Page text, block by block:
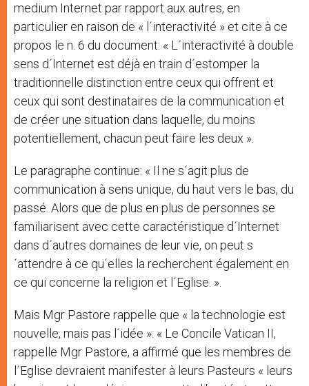
medium Internet par rapport aux autres, en
particulier en raison de « l´interactivité » et cite à ce
propos le n. 6 du document: « L´interactivité à double
sens d´Internet est déjà en train d´estomper la
traditionnelle distinction entre ceux qui offrent et
ceux qui sont destinataires de la communication et
de créer une situation dans laquelle, du moins
potentiellement, chacun peut faire les deux ».
Le paragraphe continue: « Il ne s´agit plus de
communication à sens unique, du haut vers le bas, du
passé. Alors que de plus en plus de personnes se
familiarisent avec cette caractéristique d´Internet
dans d´autres domaines de leur vie, on peut s
´attendre à ce qu´elles la recherchent également en
ce qui concerne la religion et l´Eglise. ».
Mais Mgr Pastore rappelle que « la technologie est
nouvelle, mais pas l´idée ». « Le Concile Vatican II,
rappelle Mgr Pastore, a affirmé que les membres de
l´Eglise devraient manifester à leurs Pasteurs « leurs